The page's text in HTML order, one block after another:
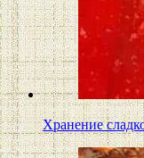
Хранение